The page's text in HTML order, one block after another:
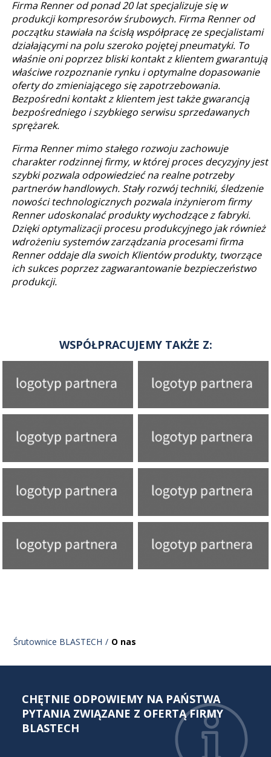
Firma Renner od ponad 20 lat specjalizuje się w
produkcji kompresorów śrubowych. Firma Renner od
początku stawiała na ścisłą współpracę ze specjalistami
działającymi na polu szeroko pojętej pneumatyki. To
właśnie oni poprzez bliski kontakt z klientem gwarantują
właściwe rozpoznanie rynku i optymalne dopasowanie
oferty do zmieniającego się zapotrzebowania.
Bezpośredni kontakt z klientem jest także gwarancją
bezpośredniego i szybkiego serwisu sprzedawanych
sprężarek.
Firma Renner mimo stałego rozwoju zachowuje
charakter rodzinnej firmy, w której proces decyzyjny jest
szybki pozwala odpowiedzieć na realne potrzeby
partnerów handlowych. Stały rozwój techniki, śledzenie
nowości technologicznych pozwala inżynierom firmy
Renner udoskonalać produkty wychodzące z fabryki.
Dzięki optymalizacji procesu produkcyjnego jak również
wdrożeniu systemów zarządzania procesami firma
Renner oddaje dla swoich Klientów produkty, tworzące
ich sukces poprzez zagwarantowanie bezpieczeństwo
produkcji.
WSPÓŁPRACUJEMY TAKŻE Z:
Śrutownice BLASTECH O nas
CHĘTNIE ODPOWIEMY NA PAŃSTWA
PYTANIA ZWIĄZANE Z OFERTĄ FIRMY
BLASTECH